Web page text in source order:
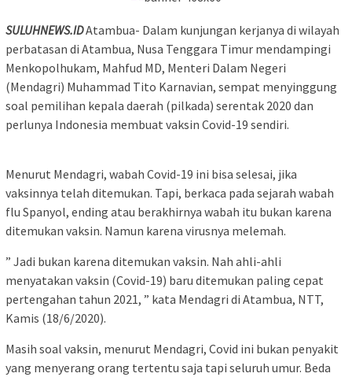
SULUHNEWS.IDAtambua- Dalam kunjungan kerjanya di wilayah
perbatasan di Atambua, Nusa Tenggara Timur mendampingi
Menkopolhukam, Mahfud MD, Menteri Dalam Negeri
(Mendagri) Muhammad Tito Karnavian, sempat menyinggung
soal pemilihan kepala daerah (pilkada) serentak 2020 dan
perlunya Indonesia membuat vaksin Covid-19 sendiri.
Menurut Mendagri, wabah Covid-19 ini bisa selesai, jika
vaksinnya telah ditemukan. Tapi, berkaca pada sejarah wabah
flu Spanyol, ending atau berakhirnya wabah itu bukan karena
ditemukan vaksin. Namun karena virusnya melemah.
” Jadi bukan karena ditemukan vaksin. Nah ahli-ahli
menyatakan vaksin (Covid-19) baru ditemukan paling cepat
pertengahan tahun 2021, ” kata Mendagri di Atambua, NTT,
Kamis (18/6/2020).
Masih soal vaksin, menurut Mendagri, Covid ini bukan penyakit
yang menyerang orang tertentu saja tapi seluruh umur. Beda